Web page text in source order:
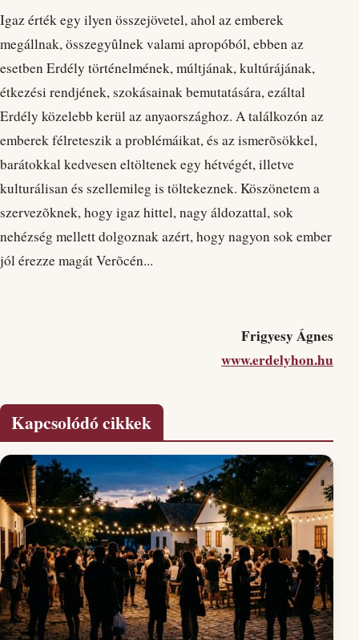
Igaz érték egy ilyen összejövetel, ahol az emberek
megállnak, összegyûlnek valami apropóból, ebben az
esetben Erdély történelmének, múltjának, kultúrájának,
étkezési rendjének, szokásainak bemutatására, ezáltal
Erdély közelebb kerül az anyaországhoz. A találkozón az
emberek félreteszik a problémáikat, és az ismerõsökkel,
barátokkal kedvesen eltöltenek egy hétvégét, illetve
kulturálisan és szellemileg is töltekeznek. Köszönetem a
szervezõknek, hogy igaz hittel, nagy áldozattal, sok
nehézség mellett dolgoznak azért, hogy nagyon sok ember
jól érezze magát Verõcén...
Frigyesy Ágnes
www.erdelyhon.hu
Kapcsolódó cikkek